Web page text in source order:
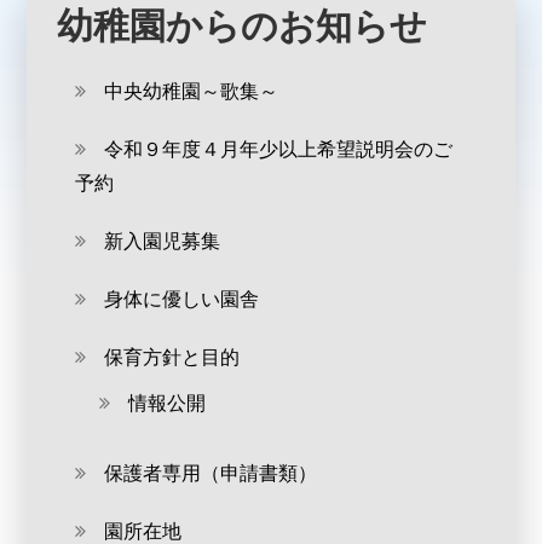
幼稚園からのお知らせ
中央幼稚園～歌集～
令和９年度４月年少以上希望説明会のご
予約
新入園児募集
身体に優しい園舎
保育方針と目的
情報公開
保護者専用（申請書類）
園所在地